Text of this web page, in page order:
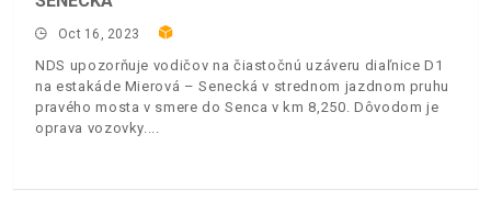
Oct 16, 2023
NDS upozorňuje vodičov na čiastočnú uzáveru diaľnice D1
na estakáde Mierová – Senecká v strednom jazdnom pruhu
pravého mosta v smere do Senca v km 8,250. Dôvodom je
oprava vozovky.